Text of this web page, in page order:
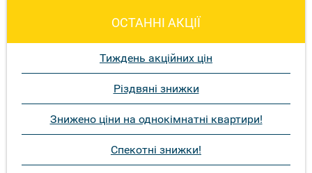
ОСТАННІ АКЦІЇ
Тиждень акційних цін
Різдвяні знижки
Знижено ціни на однокімнатні квартири!
Спекотні знижки!